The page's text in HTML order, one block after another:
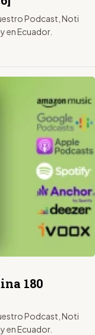
Podcast, Noti
en Ecuador.
180
Podcast, Noti
en Ecuador.